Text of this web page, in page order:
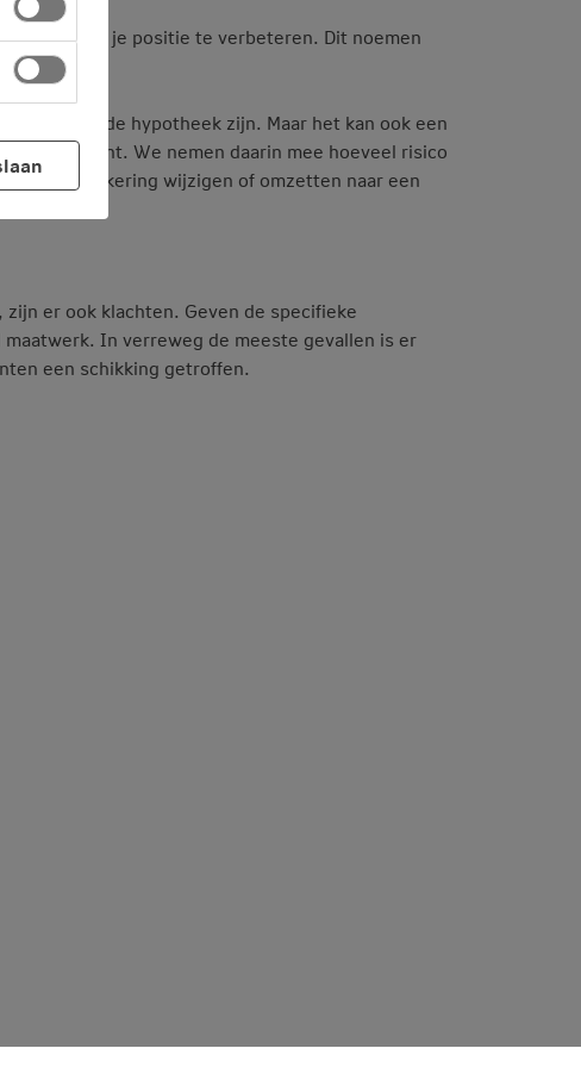
doen om je positie te verbeteren. Dit noemen
van de hypotheek zijn. Maar het kan ook een
van de klant. We nemen daarin mee hoeveel risico
wijzigen of omzetten naar een
er ook klachten. Geven de specifieke
In verreweg de meeste gevallen is er
een schikking getroffen.